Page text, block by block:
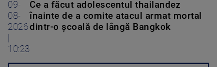
09-
08-
2026
10:23
Ce a făcut adolescentul thailandez
înainte de a comite atacul armat mortal
dintr-o școală de lângă Bangkok